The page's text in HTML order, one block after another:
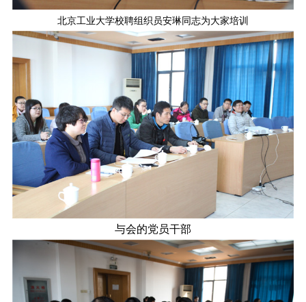
北京工业大学校聘组织员安琳同志为大家培训
与会的党员干部